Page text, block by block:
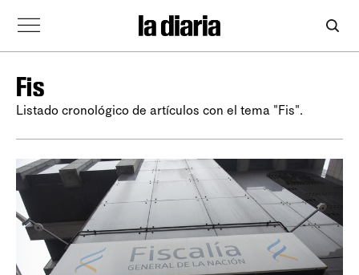
Fis
Listado cronológico de artículos con el tema "Fis".